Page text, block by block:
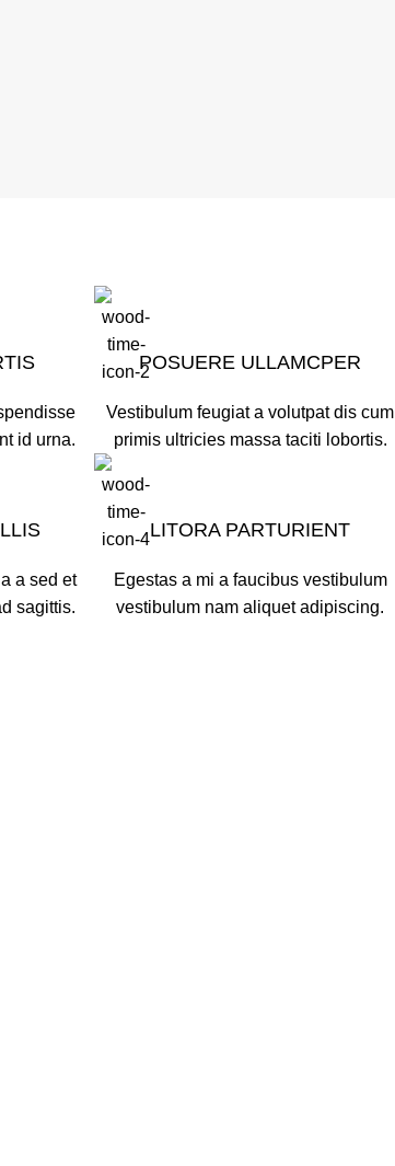
id urna.
a sed et
sagittis.
POSUERE ULLAMCPER
Vestibulum feugiat a volutpat dis cum
primis ultricies massa taciti lobortis.
LITORA PARTURIENT
Egestas a mi a faucibus vestibulum
vestibulum nam aliquet adipiscing.